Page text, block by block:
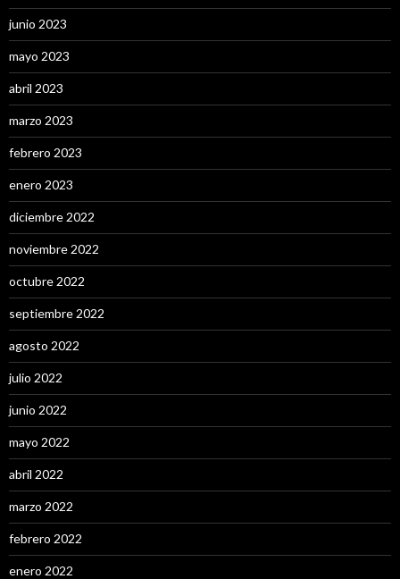
junio 2023
mayo 2023
abril 2023
marzo 2023
febrero 2023
enero 2023
diciembre 2022
noviembre 2022
octubre 2022
septiembre 2022
agosto 2022
julio 2022
junio 2022
mayo 2022
abril 2022
marzo 2022
febrero 2022
enero 2022